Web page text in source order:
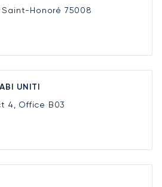
Saint-Honoré 75008
UNITI
4, Office B03